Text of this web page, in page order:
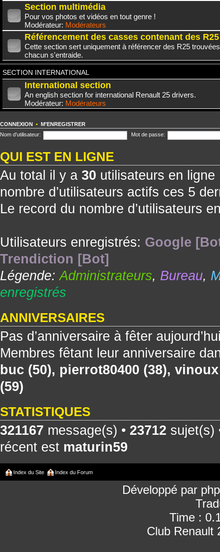
Section multimédia
Pour vos photos et vidéos en tout genre !
Modérateur: Modérateurs
Référencement des casses contenant des R25
Cette section sert uniquement à référencer des R25
chacun s'entraide.
SECTION INTERNATIONAL
International section
An english section for international Renault 25 drivers.
Modérateur: Modérateurs
CONNEXION • M’ENREGISTRER
Nom d’utilisateur:
Mot de passe:
QUI EST EN LIGNE
Au total il y a 30 utilisateurs en
nombre d’utilisateurs actifs ces 5
Le record du nombre d’utilisateurs
Utilisateurs enregistrés: Google
Trendiction [Bot]
Légende:Administrateurs, Bureau,
enregistrés
ANNIVERSAIRES
Pas d’anniversaire à fêter
Membres fêtant leur anniversaire
buc (50), pierrot80400 (38), vinoux
(59)
STATISTIQUES
321167 message(s) • 23712 sujet(s)
récent est maturin59
Index du Site Index du Forum
Développé par
Time :
Club Renault